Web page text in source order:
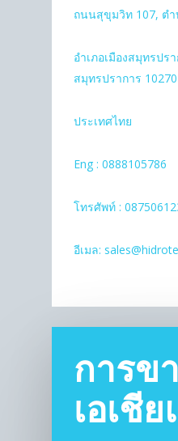
ถนนสุขุมวิท 107, ตำ
อำเภอเมืองสมุทรปร
สมุทรปราการ 10270
ประเทศไทย
Eng : 0888105786
โทรศัพท์ :
อีเมล:
การข
เอเชี